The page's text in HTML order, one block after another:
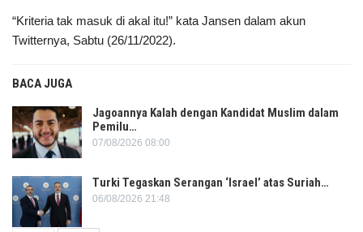
“Kriteria tak masuk di akal itu!” kata Jansen dalam akun
Twitternya, Sabtu (26/11/2022).
BACA JUGA
Jagoannya Kalah dengan Kandidat Muslim dalam
Pemilu…
07/08/2026 08:00
Turki Tegaskan Serangan ‘Israel’ atas Suriah…
06/08/2026 21:48